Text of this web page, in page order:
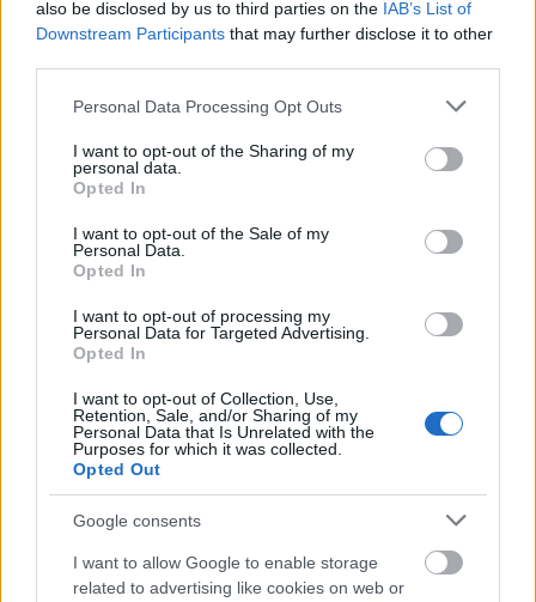
also be disclosed by us to third parties on the IAB’s List of
Downstream Participants that may further disclose it to other
Please note that this website/app uses one or more Google
not limited to your visit or usage behaviour. You may click to
grant or deny consent to Google and its third-party tags to
use your data for below specified purposes in below Google
consent section.
Personal Data Processing Opt Outs
I want to opt-out of the Sharing of my
personal data.
Opted In
I want to opt-out of the Sale of my
Personal Data.
Opted In
I want to opt-out of processing my
Personal Data for Targeted Advertising.
Opted In
I want to opt-out of Collection, Use,
Retention, Sale, and/or Sharing of my
Personal Data that Is Unrelated with the
Purposes for which it was collected.
Opted Out
Google consents
I want to allow Google to enable storage
related to advertising like cookies on web or
hogy társulati tag vagyok, szabadon
próbálgathatom akár máshol is a szárnyaimat.
Természetesen minden közbejövő munka kapcsán
a Katona élvez prioritást, de ha jött egy jó lehetőség,
mindig elengedtek, amiért nagyon hálás vagyok. El
sem tudom képzelni, bele sem akarok gondolni, ha
egyáltalán nem lenne erre esélyem. Valószínű nem
A karantén alatti időszakot is hasonló pozitív
életszemlélettel éled meg?
Inkább a hullámzó kedélyállapot a meghatározó.
máskor pedig örülök, hogy van időm magammal
foglalkozni, lenyugodni. Bízom benne, hogyha
ennek egyszer vége lesz, újra indul minden, és a
színházak is hamar ki tudnak lábalni ebből a nem
túl egyszerű helyzetből.